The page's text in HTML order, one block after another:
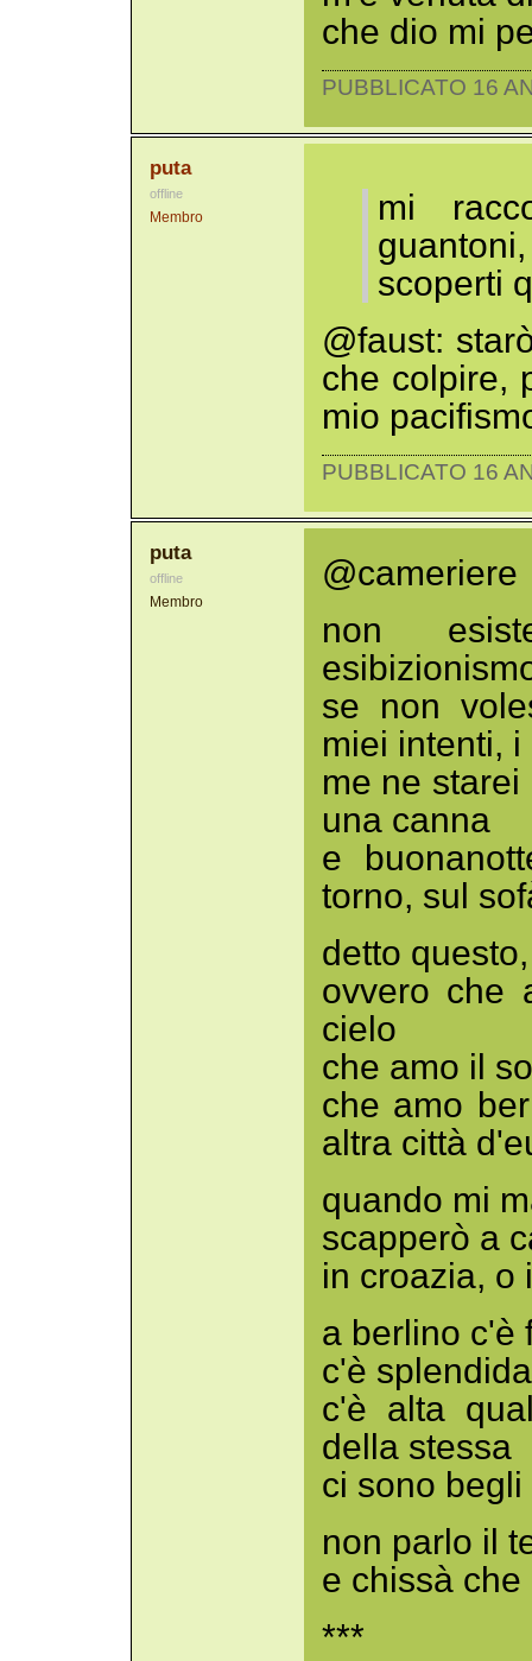
che dio mi
PUBBLICATO 16
puta
offline
Membro
mi
scoperti
@faust:
che colpire,
mio
PUBBLICATO 16
puta
offline
Membro
@cameriere
non
se non
miei intenti,
me ne
una canna
e
torno, sul
detto
ovvero che
cielo
che amo il
che amo
altra città
quando mi
scapperò a
in croazia, o
a berlino c'è
c'è
c'è alta
della stessa
ci sono
non parlo il
e chissà
***